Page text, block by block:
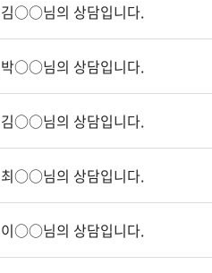
김○○님의 상담입니다.
박○○님의 상담입니다.
김○○님의 상담입니다.
최○○님의 상담입니다.
이○○님의 상담입니다.